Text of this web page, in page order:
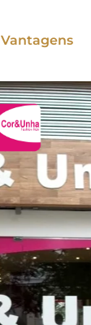
Vantagens